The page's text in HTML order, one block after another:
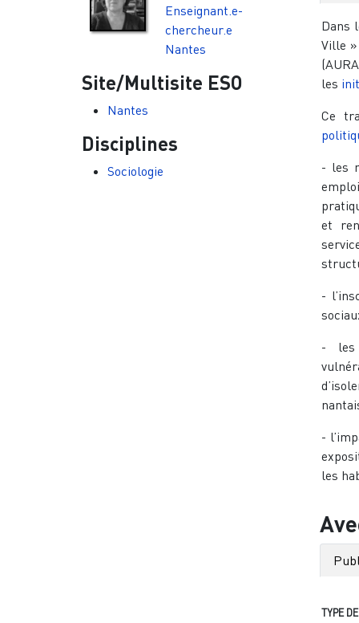
Enseignant.e-
chercheur.e
Nantes
Site/Multisite ESO
Nantes
Disciplines
Sociologie
Dans
Ville
les
Ce
- les
et
-
- les
-
les
TYPE